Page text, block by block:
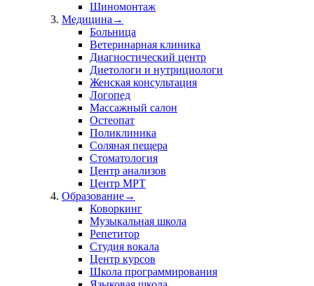
Шиномонтаж
Медицина →
Больница
Ветеринарная клиника
Диагностический центр
Диетологи и нутрициологи
Женская консультация
Логопед
Массажный салон
Остеопат
Поликлиника
Соляная пещера
Стоматология
Центр анализов
Центр МРТ
Образование→
Коворкинг
Музыкальная школа
Репетитор
Студия вокала
Центр курсов
Школа программирования